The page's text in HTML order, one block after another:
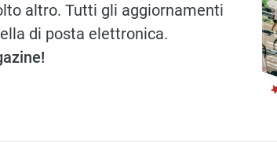
altro. Tutti gli aggiornamenti
di posta elettronica.